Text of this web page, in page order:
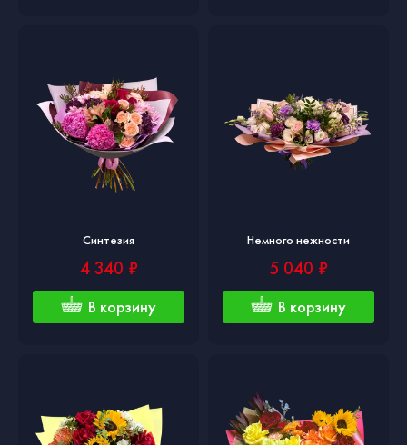
Синтезия
4 340 ₽
В корзину
Немного нежности
5 040 ₽
В корзину